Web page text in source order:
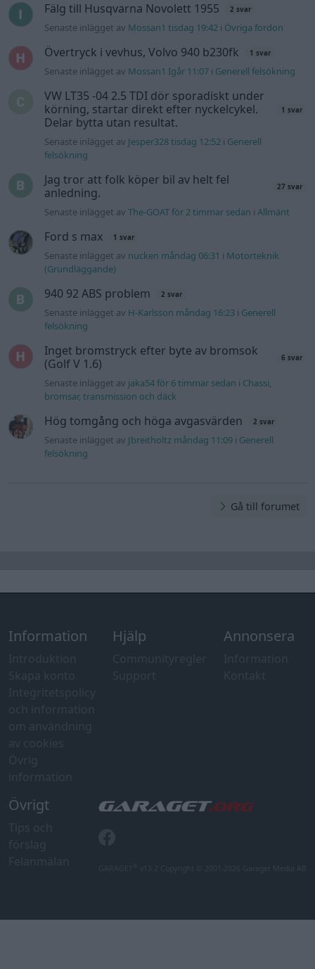
Fälg till Husqvarna Novolett 1955 2 svar
Senaste inlägget av Mossan1 tisdag 19:42 i Övriga fordon
Övertryck i vevhus, Volvo 940 b230fk 1 svar
Senaste inlägget av Mossan1 Igår 11:07 i Generell felsökning
VW LT35 -04 2.5 TDI dör sporadiskt under
körning, startar direkt efter nyckelcykel.
Delar bytta utan resultat.
1 svar
Senaste inlägget av Jesper328 tisdag 12:52 i Generell
felsökning
Jag tror att folk köper bil av helt fel
anledning.
27 svar
Senaste inlägget avThe-GOAT för 2 timmar sedan iAllmänt
Ford s max 1 svar
Senaste inlägget av nucken måndag 06:31 i Motorteknik
(Grundläggande)
940 92 ABS problem 2 svar
Senaste inlägget av H-Karlsson måndag 16:23 i Generell
felsökning
Inget bromstryck efter byte av bromsok
(Golf V 1.6)
6 svar
Senaste inlägget av jaka54 för 6 timmar sedan i Chassi,
bromsar, transmission och däck
Hög tomgång och höga avgasvärden 2 svar
Senaste inlägget av Jbreitholtz måndag 11:09 i Generell
felsökning
Gå till forumet
Information Hjälp Annonsera
Övrigt